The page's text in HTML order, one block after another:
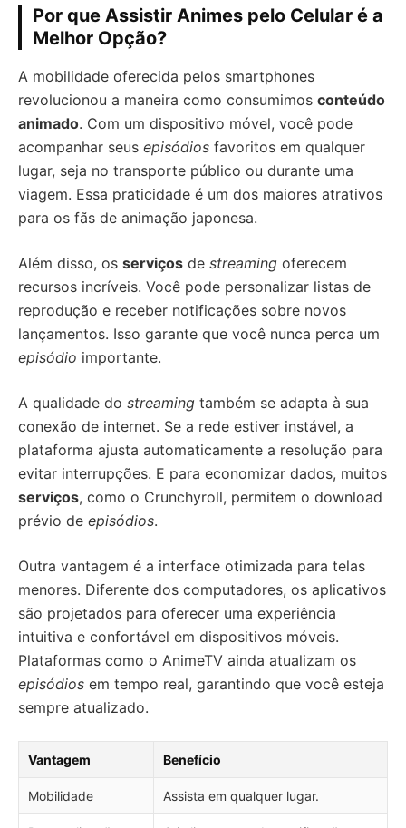
Por que Assistir Animes pelo Celular é a
Melhor Opção?
A mobilidade oferecida pelos smartphones
revolucionou a maneira como consumimos conteúdo
animado. Com um dispositivo móvel, você pode
acompanhar seus episódios favoritos em qualquer
lugar, seja no transporte público ou durante uma
viagem. Essa praticidade é um dos maiores atrativos
para os fãs de animação japonesa.
Além disso, os serviços de streaming oferecem
recursos incríveis. Você pode personalizar listas de
reprodução e receber notificações sobre novos
lançamentos. Isso garante que você nunca perca um
episódio importante.
A qualidade do streaming também se adapta à sua
conexão de internet. Se a rede estiver instável, a
plataforma ajusta automaticamente a resolução para
evitar interrupções. E para economizar dados, muitos
serviços, como o Crunchyroll, permitem o download
prévio de episódios.
Outra vantagem é a interface otimizada para telas
menores. Diferente dos computadores, os aplicativos
são projetados para oferecer uma experiência
intuitiva e confortável em dispositivos móveis.
Plataformas como o AnimeTV ainda atualizam os
episódios em tempo real, garantindo que você esteja
sempre atualizado.
Vantagem Benefício
Mobilidade Assista em qualquer lugar.